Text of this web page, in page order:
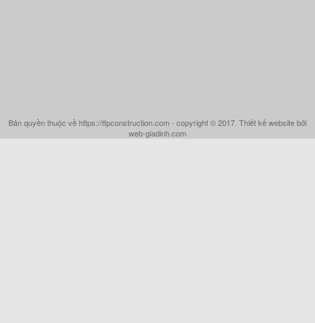
Bản quyền thuộc về https://ttpconstruction.com - copyright © 2017. Thiết kế website bởi
web-giadinh.com